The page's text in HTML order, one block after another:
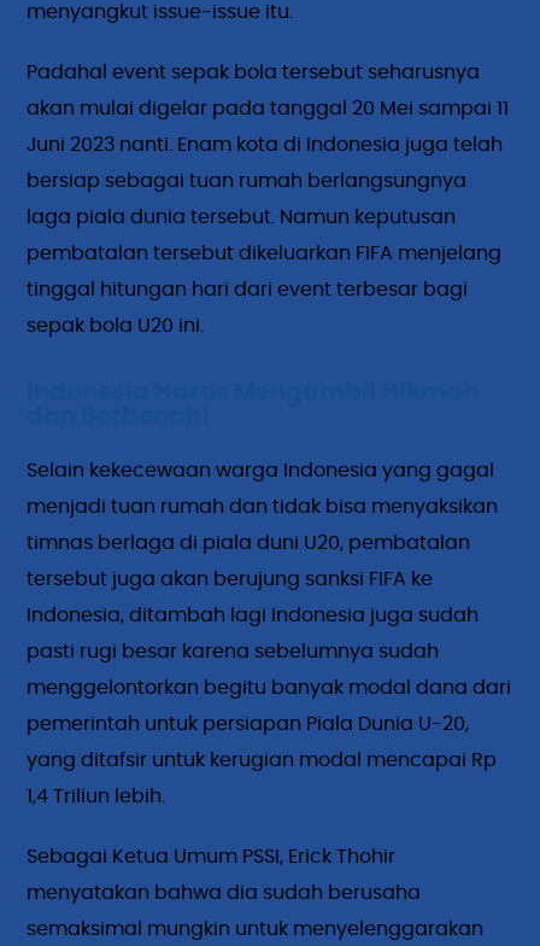
menyangkut issue-issue itu.
Padahal event sepak bola tersebut seharusnya
akan mulai digelar pada tanggal 20 Mei sampai 11
Juni 2023 nanti. Enam kota di Indonesia juga telah
bersiap sebagai tuan rumah berlangsungnya
laga piala dunia tersebut. Namun keputusan
pembatalan tersebut dikeluarkan FIFA menjelang
tinggal hitungan hari dari event terbesar bagi
sepak bola U20 ini.
Selain kekecewaan warga Indonesia yang gagal
menjadi tuan rumah dan tidak bisa menyaksikan
timnas berlaga di piala duni U20, pembatalan
tersebut juga akan berujung sanksi FIFA ke
Indonesia, ditambah lagi Indonesia juga sudah
pasti rugi besar karena sebelumnya sudah
menggelontorkan begitu banyak modal dana dari
pemerintah untuk persiapan Piala Dunia U-20,
yang ditafsir untuk kerugian modal mencapai Rp
1,4 Triliun lebih.
Sebagai Ketua Umum PSSI, Erick Thohir
menyatakan bahwa dia sudah berusaha
semaksimal mungkin untuk menyelenggarakan